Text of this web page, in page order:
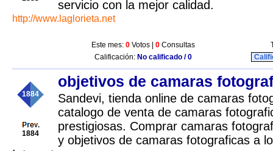
servicio con la mejor calidad.
http://www.laglorieta.net
Este mes: 0 Votos | 0 Consultas
Calificación: No calificado / 0
1884
1884
objetivos de camaras
Sandevi, tienda online de camaras
catalogo de venta de camaras
prestigiosas. Comprar camaras
y objetivos de camaras fotograficas a